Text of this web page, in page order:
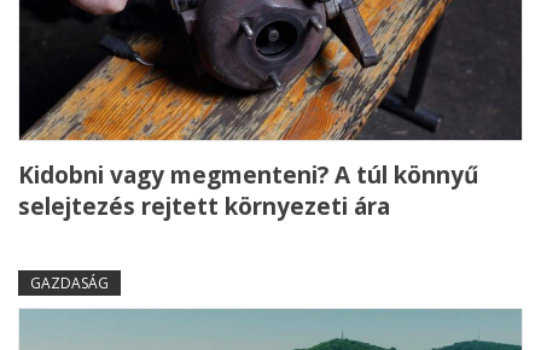
Kidobni vagy megmenteni? A túl könnyű
selejtezés rejtett környezeti ára
GAZDASÁG